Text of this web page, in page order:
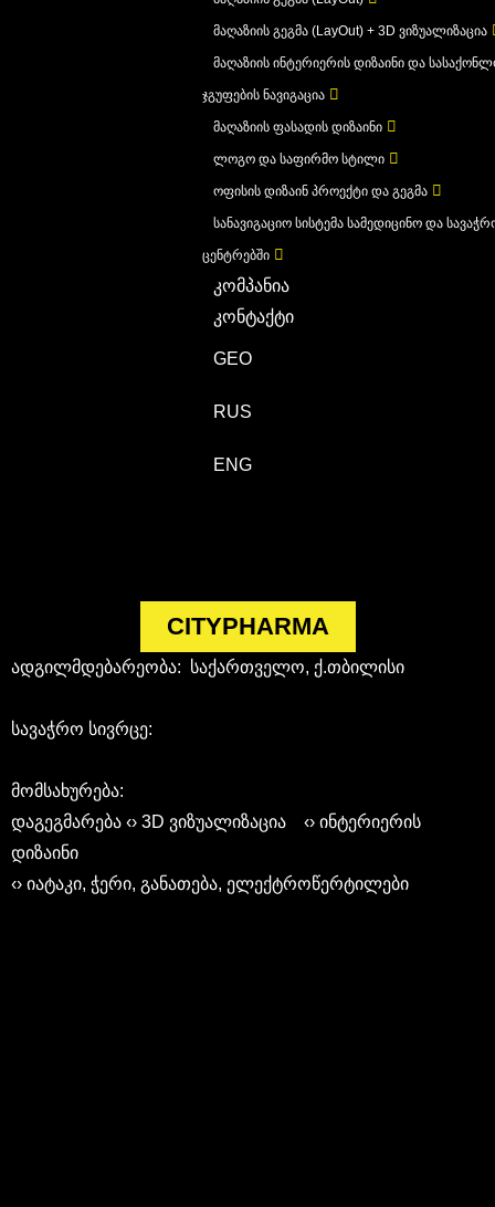
მაღაზიის გეგმა (LayOut) + 3D ვიზუალიზაცია
მაღაზიის ინტერიერის დიზაინი და
ჯგუფების ნავიგაცია
მაღაზიის ფასადის დიზაინი
ლოგო და საფირმო სტილი
ოფისის დიზაინ პროექტი და გეგმა
სანავიგაციო სისტემა სამედიცინო და
ცენტრებში
კომპანია
კონტაქტი
GEO
RUS
ENG
CITYPHARMA
ადგილმდებარეობა: საქართველო, ქ.თბილისი
სავაჭრო სივრცე:
მომსახურება:
დაგეგმარება ‹› 3D ვიზუალიზაცია ‹› ინტერიერის
დიზაინი
‹› იატაკი, ჭერი, განათება, ელექტროწერტილები